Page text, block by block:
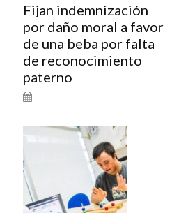
Fijan indemnización
por daño moral a favor
de una beba por falta
de reconocimiento
paterno